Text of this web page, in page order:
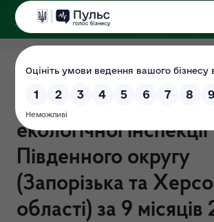
ДЕРЖЕКОІНСПЕКЦІЯ
Звіт з виконання
роботи Державної
екологічної інспекції
Південного округу
(Запорізька та
області) за 9 місяців